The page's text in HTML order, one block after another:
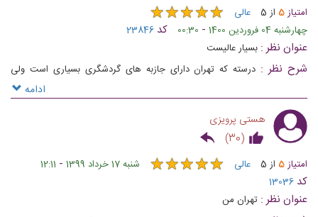
کوشک احمد شاهی در کاخ نیاوران
تهران
کافه لقانطه تهران
امتیاز5 از 5 عالی ★★★★★
★★★★★
چهارشنبه 04 فروردین 1400 -
00:30 کد 23846
عنوان نظر : بسیار عالیست
شرح نظر : درسته که تهران دارای جازبه های گردشگری بسیاری است ولی
متاسفانه اصلا تبلیغی از بابت شناسایی و شناختن آنها به مردم هیچ کاری نشده
ادامه
هستی پرویزی
(
30
)
امتیاز5 از 5 عالی ★★★★★
★★★★★ شنبه 17 خرداد 1399 -
12:11
کد 13036
عنوان نظر : تهران من‌